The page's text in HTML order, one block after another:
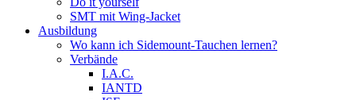
SMT mit Wing-Jacket
Ausbildung
Wo kann ich Sidemount-Tauchen lernen?
Verbände
I.A.C.
IANTD